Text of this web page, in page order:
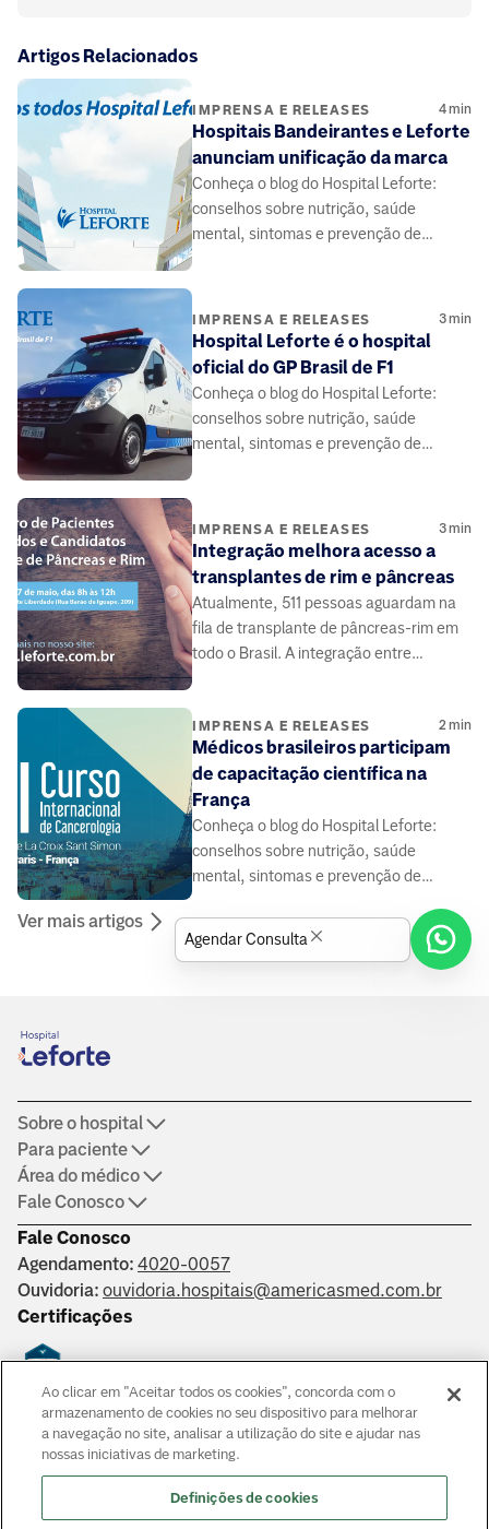
Artigos Relacionados
IMPRENSA E RELEASES 4min
Hospitais Bandeirantes e Leforte
anunciam unificação da marca
Conheça o blog do Hospital Leforte:
conselhos sobre nutrição, saúde
mental, sintomas e prevenção de
IMPRENSA E RELEASES 3min
Hospital Leforte é o hospital
oficial do GP Brasil de F1
Conheça o blog do Hospital Leforte:
conselhos sobre nutrição, saúde
mental, sintomas e prevenção de
IMPRENSA E RELEASES 3min
Integração melhora acesso a
transplantes de rim e pâncreas
Atualmente, 511 pessoas aguardam na
fila de transplante de pâncreas-rim em
todo o Brasil. A integração entre
IMPRENSA E RELEASES 2min
Médicos brasileiros participam
de capacitação científica na
França
Conheça o blog do Hospital Leforte:
conselhos sobre nutrição, saúde
mental, sintomas e prevenção de
especialistas da área da saúde.
Ver mais artigos
Fale Conosco
Agendamento: 4020-0057
Ouvidoria: ouvidoria.hospitais@americasmed.com.br
Certificações
Saber mais
Sobre o hospital
Para paciente
Área do médico
Fale Conosco
Responsáveis técnicos: Alphaville: Dr. João Paulo Muaccad Gama
Agendar Consulta
Ao clicar em "Aceitar todos os cookies", concorda com o
armazenamento de cookies no seu dispositivo para melhorar
a navegação no site, analisar a utilização do site e ajudar nas
nossas iniciativas de marketing.
Definições de cookies